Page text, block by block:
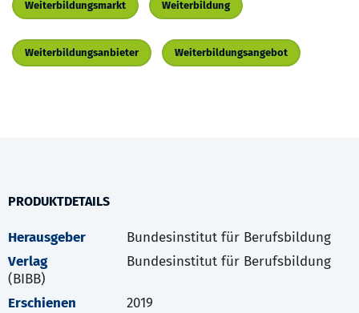
Weiterbildungsmarkt Weiterbildung
Weiterbildungsanbieter Weiterbildungsangebot
PRODUKTDETAILS
Herausgeber
Bundesinstitut für Berufsbildung
Verlag
Bundesinstitut für Berufsbildung
(BIBB)
Erschienen
2019